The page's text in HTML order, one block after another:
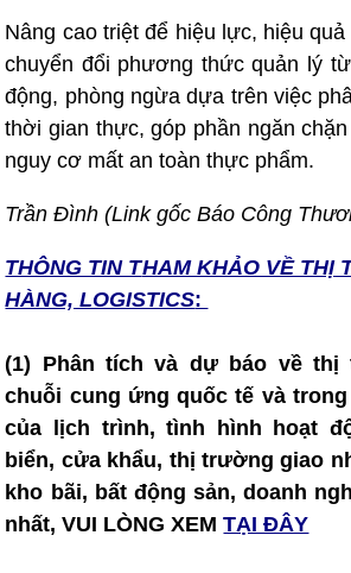
Nâng cao triệt để hiệu lực, hiệu
chuyển đổi phương thức quản lý
động, phòng ngừa dựa trên việc
thời gian thực, góp phần ngăn
nguy cơ mất an toàn thực phẩm.
Trần Đình (Link gốc Báo Công
THÔNG TIN THAM KHẢO VỀ THỊ
HÀNG, LOGISTICS:
(1) Phân tích và dự báo về thị
chuỗi cung ứng quốc tế và
của lịch trình, tình hình hoạt
biển, cửa khẩu, thị trường giao
kho bãi, bất động sản, doanh
nhất, VUI LÒNG XEM TẠI ĐÂY